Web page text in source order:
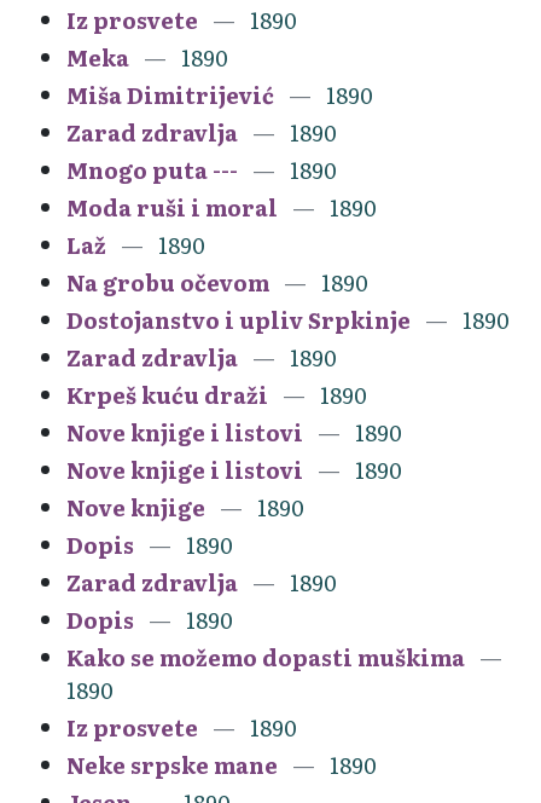
Iz prosvete
1890
Meka
1890
Miša Dimitrijević
1890
Zarad zdravlja
1890
Mnogo puta ---
1890
Moda ruši i moral
1890
Laž
1890
Na grobu očevom
1890
Dostojanstvo i upliv Srpkinje
1890
Zarad zdravlja
1890
Krpeš kuću draži
1890
Nove knjige i listovi
1890
Nove knjige i listovi
1890
Nove knjige
1890
Dopis
1890
Zarad zdravlja
1890
Dopis
1890
Kako se možemo dopasti muškima
1890
Iz prosvete
1890
Neke srpske mane
1890